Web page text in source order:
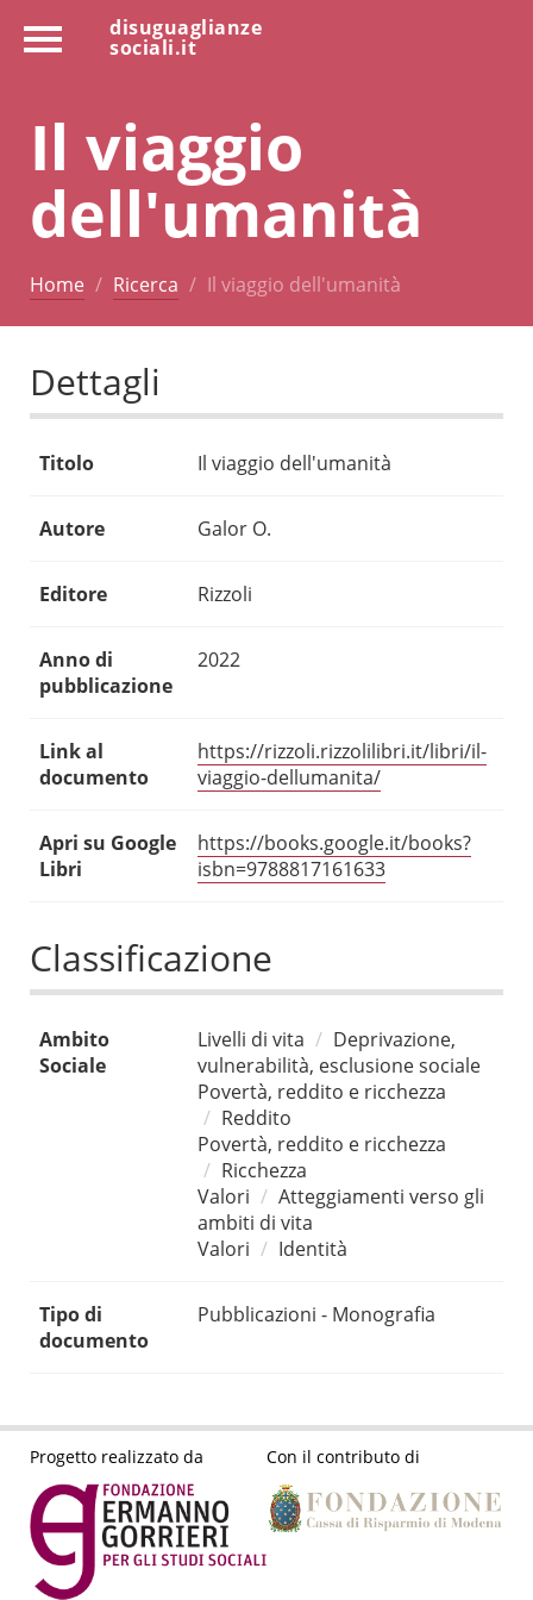
disuguaglianze
sociali.it
Il viaggio
dell'umanità
Home Ricerca Il viaggio dell'umanità
Dettagli
Titolo Il viaggio dell'umanità
Autore Galor O.
Editore Rizzoli
Anno di
pubblicazione
2022
Link al
documento
https://rizzoli.rizzolilibri.it/libri/il-
viaggio-dellumanita/
Apri su Google
Libri
https://books.google.it/books?
isbn=9788817161633
Classificazione
Ambito
Sociale
Livelli di vita
Deprivazione,
vulnerabilità, esclusione sociale
Povertà, reddito e ricchezza
Reddito
Povertà, reddito e ricchezza
Ricchezza
Valori
Atteggiamenti verso gli
ambiti di vita
Valori
Identità
Tipo di
documento
Pubblicazioni - Monografia
Progetto realizzato da Con il contributo di